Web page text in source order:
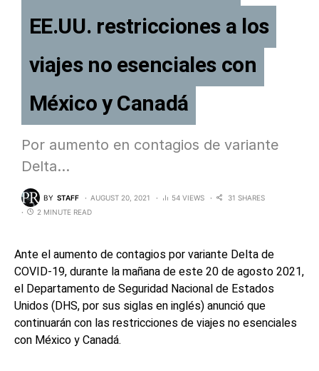
EE.UU. restricciones a los
viajes no esenciales con
México y Canadá
Por aumento en contagios de variante
Delta…
BY STAFF AUGUST 20, 2021 54 VIEWS
31 SHARES
2 MINUTE READ
Ante el aumento de contagios por variante Delta de
COVID-19, durante la mañana de este 20 de agosto 2021,
el Departamento de Seguridad Nacional de Estados
Unidos (DHS, por sus siglas en inglés) anunció que
continuarán con las restricciones de viajes no esenciales
con México y Canadá.